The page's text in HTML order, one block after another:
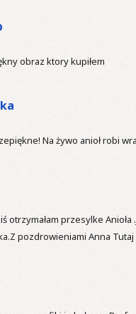
obraz ktory kupiłem
Na żywo anioł robi
otrzymałam przesylke
pozdrowieniami Anna Tutaj